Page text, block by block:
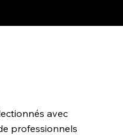
avec
professionnels